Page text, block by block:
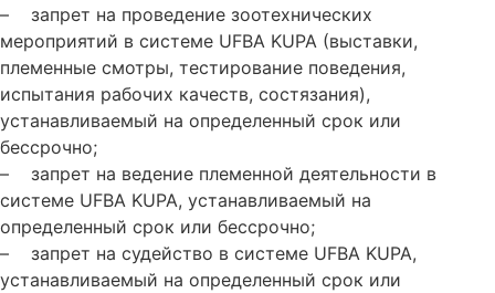
– запрет на проведение зоотехнических
мероприятий в системе UFBA KUPA (выставки,
племенные смотры, тестирование поведения,
испытания рабочих качеств, состязания),
устанавливаемый на определенный срок или
бессрочно;
– запрет на ведение племенной деятельности в
системе UFBA KUPA, устанавливаемый на
определенный срок или бессрочно;
– запрет на судейство в системе UFBA KUPA,
устанавливаемый на определенный срок или